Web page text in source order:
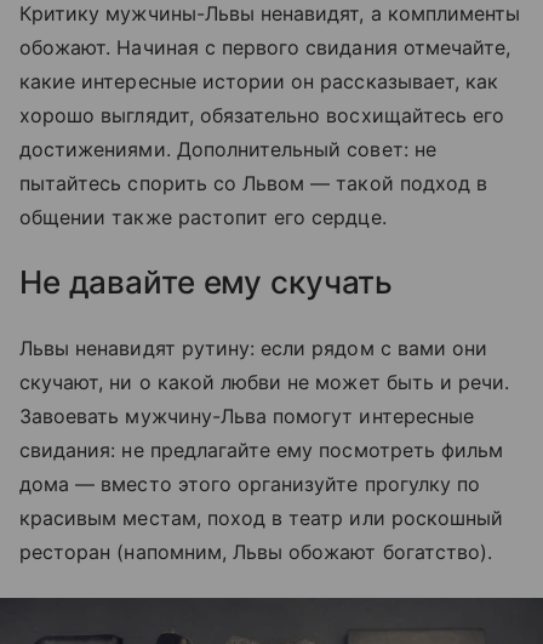
Критику мужчины-Львы ненавидят, а комплименты
обожают. Начиная с первого свидания отмечайте,
какие интересные истории он рассказывает, как
хорошо выглядит, обязательно восхищайтесь его
достижениями. Дополнительный совет: не
пытайтесь спорить со Львом — такой подход в
общении также растопит его сердце.
Не давайте ему скучать
Львы ненавидят рутину: если рядом с вами они
скучают, ни о какой любви не может быть и речи.
Завоевать мужчину-Льва помогут интересные
свидания: не предлагайте ему посмотреть фильм
дома — вместо этого организуйте прогулку по
красивым местам, поход в театр или роскошный
ресторан (напомним, Львы обожают богатство).